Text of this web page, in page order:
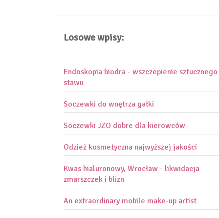
Losowe wpisy:
Endoskopia biodra - wszczepienie sztucznego
stawu
Soczewki do wnętrza gałki
Soczewki JZO dobre dla kierowców
Odzież kosmetyczna najwyższej jakości
Kwas hialuronowy, Wrocław - likwidacja
zmarszczek i blizn
An extraordinary mobile make-up artist